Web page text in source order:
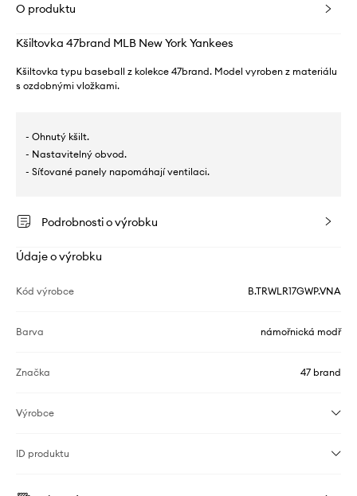
O produktu
Kšiltovka 47brand MLB New York Yankees
Kšiltovka typu baseball z kolekce 47brand. Model vyroben z materiálu
s ozdobnými vložkami.
- Ohnutý kšilt.
- Nastavitelný obvod.
- Síťované panely napomáhají ventilaci.
Podrobnosti o výrobku
Údaje o výrobku
Kód výrobce B.TRWLR17GWP.VNA
Barva námořnická modř
Značka 47 brand
Výrobce
ID produktu